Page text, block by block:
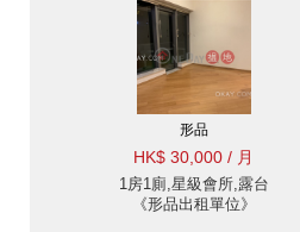
形品
HK$ 30,000 / 月
1房1廁,星級會所,露台
《形品出租單位》